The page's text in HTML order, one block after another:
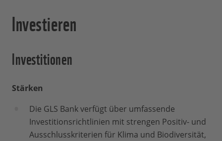
Investieren
Investitionen
Stärken
Die GLS Bank verfügt über umfassende
Investitionsrichtlinien mit strengen Positiv- und
Ausschlusskriterien für Klima und Biodiversität,